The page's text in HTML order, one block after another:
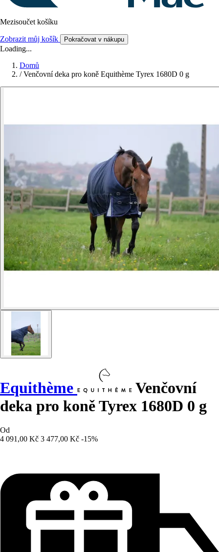
Mezisoučet košíku
Zobrazit můj košík Pokračovat v nákupu
Loading...
Domů
/ Venčovní deka pro koně Equithème Tyrex 1680D 0 g
Equithème
Venčovní
deka pro koně Tyrex 1680D 0 g
Od
4 091,00 Kč 3 477,00 Kč -15%